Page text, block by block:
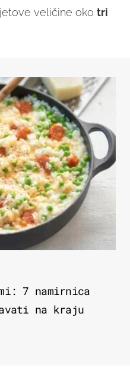
veličine oko tri
7 namirnica
na kraju